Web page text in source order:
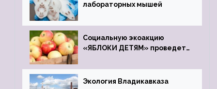
лабораторных мышей
Социальную экоакцию
«ЯБЛОКИ ДЕТЯМ» проведет
Экология Владикавказа